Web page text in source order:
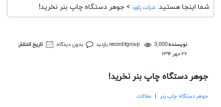
شما اینجا هستید: شرکت رکورد > جوهر دستگاه چاپ بنر نخرید!
نویسنده: recorditgroup 3,000 بازدید بدون دیدگاه
تاریخ انتشار:
۲۷ مهر ۱۳۹۶
جوهر دستگاه چاپ بنر نخرید!
جوهر دستگاه چاپ بنر | مقالات